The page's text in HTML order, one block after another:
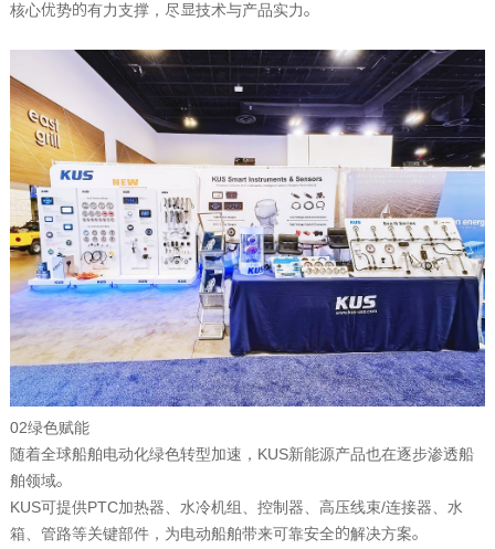
核心优势的有力支撑，尽显技术与产品实力。
02绿色赋能
随着全球船舶电动化绿色转型加速， KUS新能源产品也在逐步渗透船
舶领域。
KUS可提供PTC加热器、水冷机组、控制器、高压线束/连接器、水
箱、管路等关键部件，为电动船舶带来可靠安全的解决方案。